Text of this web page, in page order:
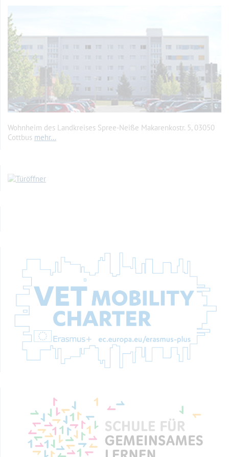
Wohnheim des Landkreises Spree-Neiße Makarenkostr. 5, 03050
Cottbus mehr…